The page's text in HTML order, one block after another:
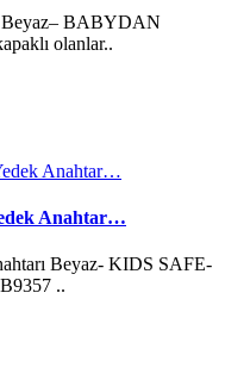
Beyaz– BABYDAN
olanlar..
Anahtar…
Beyaz- KIDS SAFE-
..